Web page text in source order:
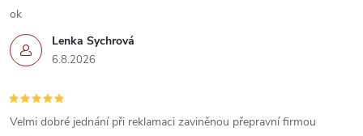
Lenka Sychrová
6.8.2026
ok
Velmi dobré jednání při reklamaci zaviněnou přepravní firmou